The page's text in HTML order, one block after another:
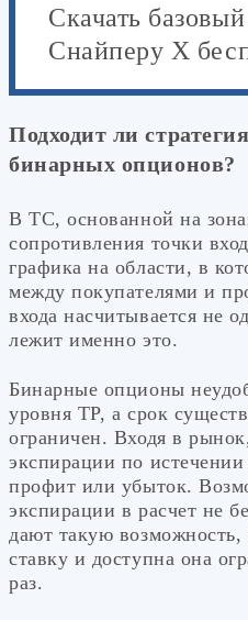
Скачать
Снайперу Х
Подходит ли
бинарных опционов?
В ТС, основанной на
сопротивления точки
графика на области, в
между покупателями и
входа насчитывается не
лежит именно это.
Бинарные опционы
уровня ТР, а срок
ограничен. Входя в
экспирации по
профит или убыток.
экспирации в расчет не
дают такую возможность,
ставку и доступна она
раз.